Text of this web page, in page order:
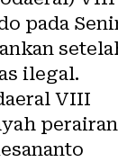
pada
ilegal.
VIII
perairan